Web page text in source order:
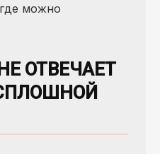
можно
ОТВЕЧАЕТ